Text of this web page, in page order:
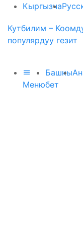
Кыргызча
Кутбилим –
популярдуу гезит
Меню
Башкы
бет